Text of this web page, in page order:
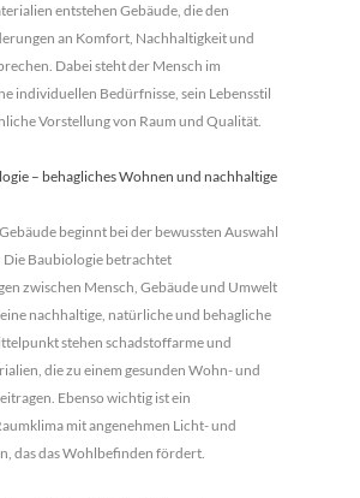
entstehen Gebäude, die den
an Komfort, Nachhaltigkeit und
Dabei steht der Mensch im
individuellen Bedürfnisse, sein Lebensstil
Vorstellung von Raum und Qualität.
– behagliches Wohnen und nachhaltige
beginnt bei der bewussten Auswahl
Baubiologie betrachtet
zwischen Mensch, Gebäude und Umwelt
nachhaltige, natürliche und behagliche
stehen schadstoffarme und
die zu einem gesunden Wohn- und
Ebenso wichtig ist ein
mit angenehmen Licht- und
das das Wohlbefinden fördert.